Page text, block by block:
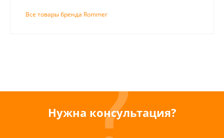
Все товары бренда Rommer
Нужна консультация?